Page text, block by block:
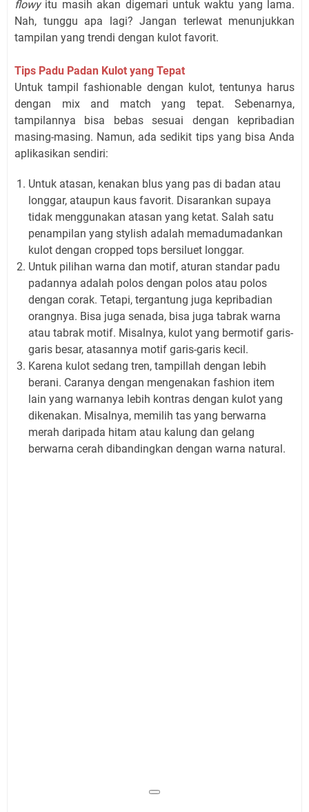
flowyitu masih akan digemari untuk waktu yang lama.
Nah, tunggu apa lagi? Jangan terlewat menunjukkan
tampilan yang trendi dengan kulot favorit.
Tips Padu Padan Kulot yang Tepat
Untuk tampil fashionable dengan kulot, tentunya harus
dengan mix and match yang tepat. Sebenarnya,
tampilannya bisa bebas sesuai dengan kepribadian
masing-masing. Namun, ada sedikit tips yang bisa Anda
aplikasikan sendiri:
Untuk atasan, kenakan blus yang pas di badan atau
longgar, ataupun kaus favorit. Disarankan supaya
tidak menggunakan atasan yang ketat. Salah satu
penampilan yang stylish adalah memadumadankan
kulot dengan cropped tops bersiluet longgar.
Untuk pilihan warna dan motif, aturan standar padu
padannya adalah polos dengan polos atau polos
dengan corak. Tetapi, tergantung juga kepribadian
orangnya. Bisa juga senada, bisa juga tabrak warna
atau tabrak motif. Misalnya, kulot yang bermotif garis-
garis besar, atasannya motif garis-garis kecil.
Karena kulot sedang tren, tampillah dengan lebih
berani. Caranya dengan mengenakan fashion item
lain yang warnanya lebih kontras dengan kulot yang
dikenakan. Misalnya, memilih tas yang berwarna
merah daripada hitam atau kalung dan gelang
berwarna cerah dibandingkan dengan warna natural.